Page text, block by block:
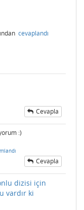
cevaplandı
Cevapla
:)
Cevapla
dizisi için
vardır ki